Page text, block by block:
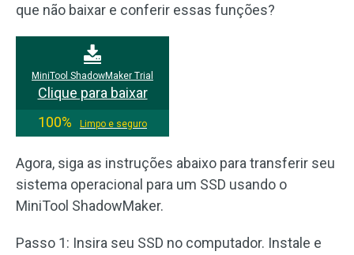
que não baixar e conferir essas funções?
MiniTool ShadowMaker Trial
Clique para baixar
100%
Limpo e seguro
Agora, siga as instruções abaixo para transferir seu
sistema operacional para um SSD usando o
MiniTool ShadowMaker.
Passo 1: Insira seu SSD no computador. Instale e